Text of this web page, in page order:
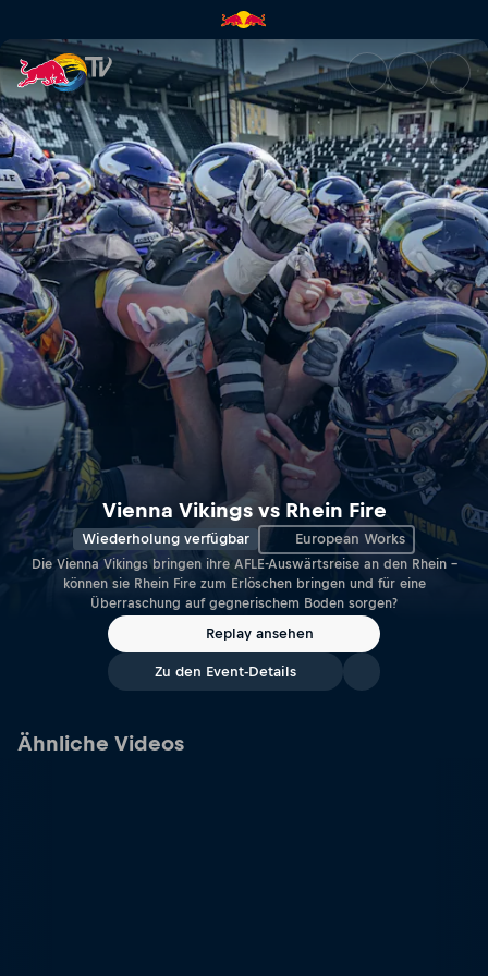
Vienna Vikings vs Rhein Fire
Vienna Vikings vs Rhein Fire
Wiederholung verfügbar European Works
Die Vienna Vikings bringen ihre AFLE-Auswärtsreise an den Rhein –
können sie Rhein Fire zum Erlöschen bringen und für eine
Überraschung auf gegnerischem Boden sorgen?
Replay ansehen
Zu den Event-Details
Ähnliche Videos